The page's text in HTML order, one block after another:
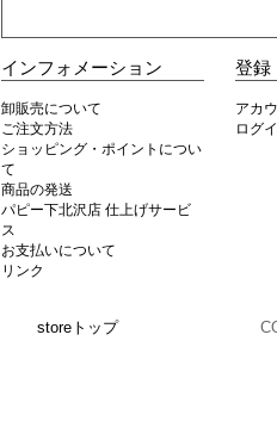
インフォメーション
卸販売について
ご注文方法
ショッピング・ポイントについ
て
商品の発送
パピー下北沢店 仕上げサービ
ス
お支払いについて
リンク
登録
アカ
ログ
storeトップ